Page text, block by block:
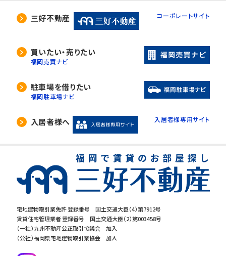
4. 個人情報の外部委託
当社は、利用目的の達成に必要な範囲内におい
て、個人情報の取扱いの全部又は一部を委託す
委託先の選定には厳正な基準を設け、委託先と
の間で必要な契約を締結し、適切な管理･監査を
5. 開示等の請求について
「開示」「訂正・追加・削除」「利用の停止・消去・提
供の拒否」の請求に応じております。ご請求され
る方は、当社「個人情報お客様相談窓口」までお
問合せください。
6.個人情報を提供する事の任意性につ
いて
宅地建物取引業免許 登録番号 国土交通大臣（4）第7912号
賃貸住宅管理業者 登録番号 国土交通大臣（2）第003458号
（一社）九州不動産公正取引協議会 加入
（公社）福岡県宅地建物取引業協会 加入
三好不動産 コーポレートサイト
買いたい・売りたい
福岡売買ナビ
駐車場を借りたい
福岡駐車場ナビ
入居者様へ 入居者様専用サイト